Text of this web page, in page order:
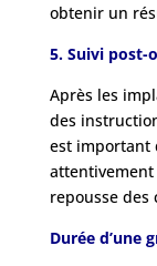
obtenir un
5. Suivi post-
Après les
des
est important
repousse des
Durée d’une